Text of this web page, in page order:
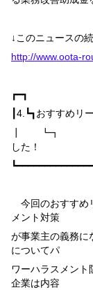
↓このニュースの
http://www.oota-
┏━┓
4. ┗┓おすすめリ
┃ ┗┓ 事
した！
今回のおすすめ
メント対策
が事業主の義務に
についてパ
ワーハラスメント
企業は内容